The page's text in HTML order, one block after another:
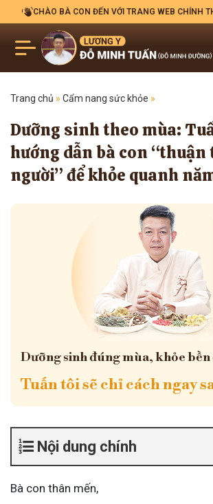
CHÀO BÀ CON ĐẾN VỚI TRANG WEB CHÍNH
Trang chủ » Cẩm nang sức khỏe »
Dưỡng sinh theo mùa:
hướng dẫn bà con
người” để khỏe quanh
Dưỡng sinh đúng mùa, khỏe
Tuấn tôi sẽ chỉ cách ngay
Nội dung chính
Bà con thân mến,